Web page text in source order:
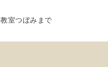
室つぼみまで